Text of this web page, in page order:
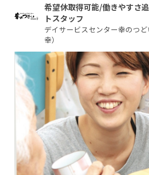
希望休取得可能/働きやすさ
トスタッフ
デイサービスセンター幸のつ
幸）